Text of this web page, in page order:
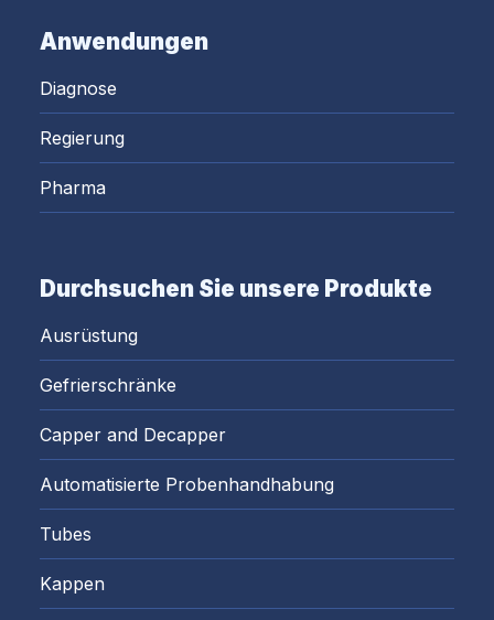
Anwendungen
Diagnose
Regierung
Pharma
Durchsuchen Sie unsere Produkte
Ausrüstung
Gefrierschränke
Capper and Decapper
Automatisierte Probenhandhabung
Tubes
Kappen